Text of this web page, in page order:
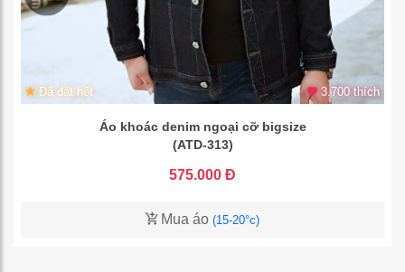
Đã đặt hết 3.700 thích
Áo khoác denim ngoại cỡ bigsize
(ATD-313)
575.000 Đ
Mua áo (15-20°c)